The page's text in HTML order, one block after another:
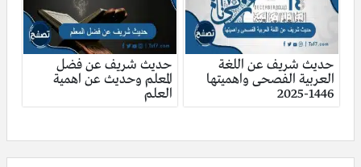
حديث شريف عن اللغة
العربية الفصحى واهميتها
1446-2025
حديث شريف عن فضل
المعلم وحديث عن اهمية
العلم